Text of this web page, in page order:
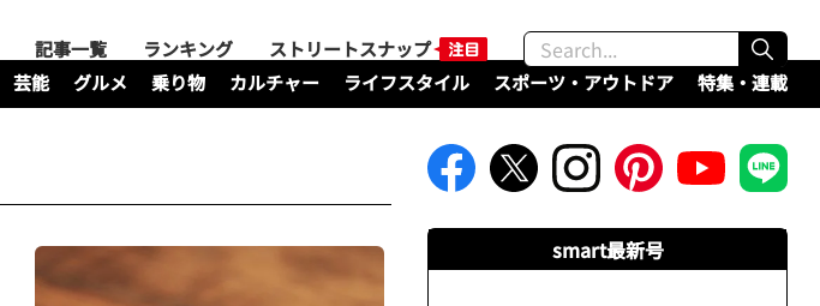
記事一覧 ランキング
ストリートスナップ
芸能 グルメ 乗り物 カルチャー ライフスタイル スポーツ・アウトドア 特集・連載
smart最新号